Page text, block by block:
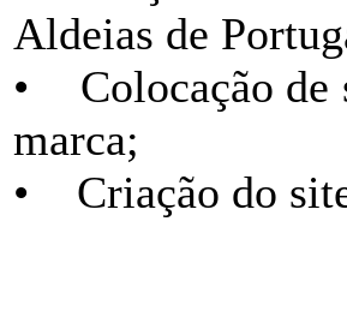
Aldeias de
• Colocação de
marca;
• Criação do